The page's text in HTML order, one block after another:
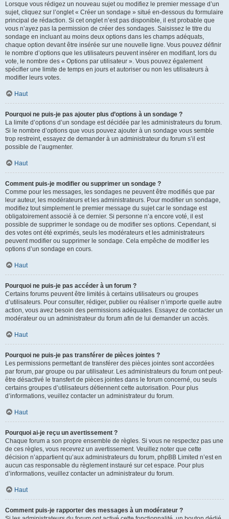
Lorsque vous rédigez un nouveau sujet ou modifiez le premier message d’un
sujet, cliquez sur l’onglet « Créer un sondage » situé en-dessous du formulaire
principal de rédaction. Si cet onglet n’est pas disponible, il est probable que
vous n’ayez pas la permission de créer des sondages. Saisissez le titre du
sondage en incluant au moins deux options dans les champs adéquats,
chaque option devant être insérée sur une nouvelle ligne. Vous pouvez définir
le nombre d’options que les utilisateurs peuvent insérer en modifiant, lors du
vote, le nombre des « Options par utilisateur ». Vous pouvez également
spécifier une limite de temps en jours et autoriser ou non les utilisateurs à
modifier leurs votes.
Haut
Pourquoi ne puis-je pas ajouter plus d’options à un sondage ?
La limite d’options d’un sondage est décidée par les administrateurs du forum.
Si le nombre d’options que vous pouvez ajouter à un sondage vous semble
trop restreint, essayez de demander à un administrateur du forum s’il est
possible de l’augmenter.
Haut
Comment puis-je modifier ou supprimer un sondage ?
Comme pour les messages, les sondages ne peuvent être modifiés que par
leur auteur, les modérateurs et les administrateurs. Pour modifier un sondage,
modifiez tout simplement le premier message du sujet car le sondage est
obligatoirement associé à ce dernier. Si personne n’a encore voté, il est
possible de supprimer le sondage ou de modifier ses options. Cependant, si
des votes ont été exprimés, seuls les modérateurs et les administrateurs
peuvent modifier ou supprimer le sondage. Cela empêche de modifier les
options d’un sondage en cours.
Haut
Pourquoi ne puis-je pas accéder à un forum ?
Certains forums peuvent être limités à certains utilisateurs ou groupes
d’utilisateurs. Pour consulter, rédiger, publier ou réaliser n’importe quelle autre
action, vous avez besoin des permissions adéquates. Essayez de contacter un
modérateur ou un administrateur du forum afin de lui demander un accès.
Haut
Pourquoi ne puis-je pas transférer de pièces jointes ?
Les permissions permettant de transférer des pièces jointes sont accordées
par forum, par groupe ou par utilisateur. Les administrateurs du forum ont peut-
être désactivé le transfert de pièces jointes dans le forum concerné, ou seuls
certains groupes d’utilisateurs détiennent cette autorisation. Pour plus
d’informations, veuillez contacter un administrateur du forum.
Haut
Pourquoi ai-je reçu un avertissement ?
Chaque forum a son propre ensemble de règles. Si vous ne respectez pas une
de ces règles, vous recevrez un avertissement. Veuillez noter que cette
décision n’appartient qu’aux administrateurs du forum, phpBB Limited n’est en
aucun cas responsable du règlement instauré sur cet espace. Pour plus
d’informations, veuillez contacter un administrateur du forum.
Haut
Comment puis-je rapporter des messages à un modérateur ?